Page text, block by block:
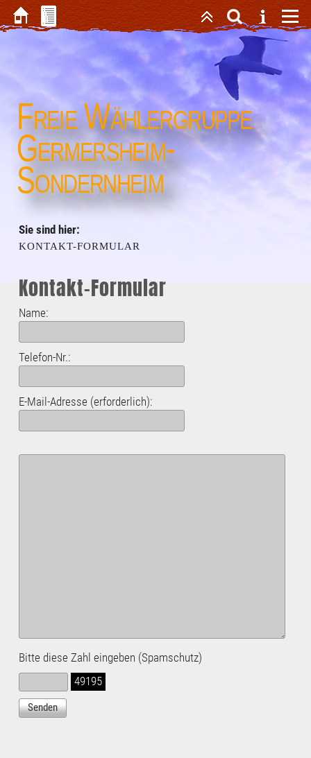
Freie Wählergruppe
Germersheim-
Sondernheim
Sie sind hier:
KONTAKT-FORMULAR
Kontakt-Formular
Name:
Telefon-Nr.:
E-Mail-Adresse (erforderlich):
Bitte diese Zahl eingeben (Spamschutz)
49195